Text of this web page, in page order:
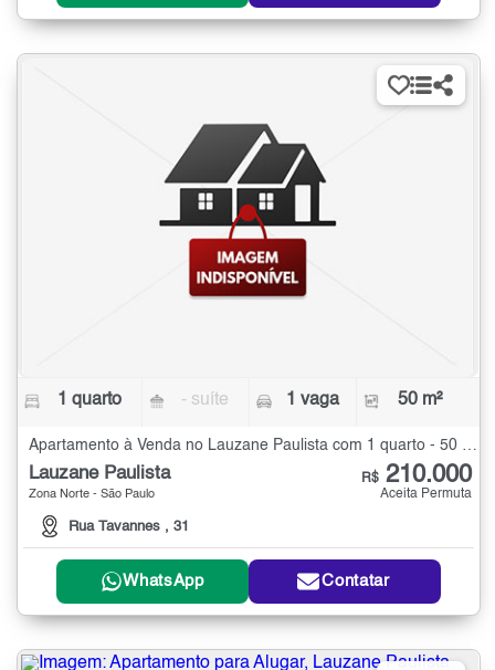
1 quarto - suíte 1 vaga 50 m²
Lauzane Paulista
Zona Norte - São Paulo
Rua Tavannes , 31
R$ 210.000
Aceita Permuta
WhatsApp Contatar